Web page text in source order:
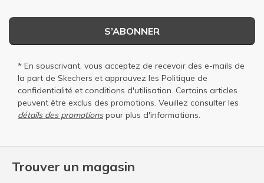
Trouver un magasin
S’ABONNER
* En souscrivant, vous acceptez de recevoir des e-mails de
la part de Skechers et approuvez les Politique de
confidentialité et conditions d'utilisation. Certains articles
peuvent être exclus des promotions. Veuillez consulter les
détails des promotionspour plus d'informations.